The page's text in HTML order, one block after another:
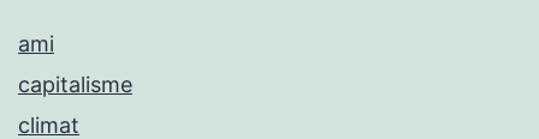
ami
capitalisme
climat